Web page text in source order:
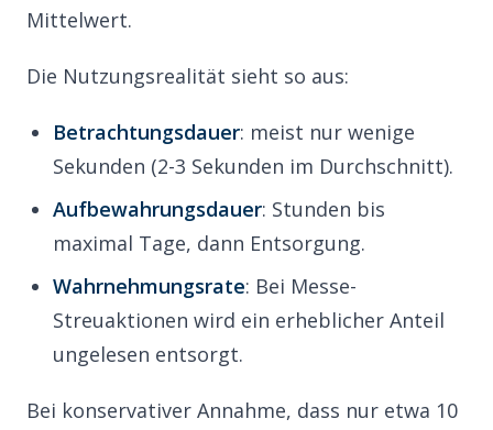
Mittelwert.
Die Nutzungsrealität sieht so aus:
Betrachtungsdauer: meist nur wenige
Sekunden (2-3 Sekunden im Durchschnitt).
Aufbewahrungsdauer: Stunden bis
maximal Tage, dann Entsorgung.
Wahrnehmungsrate: Bei Messe-
Streuaktionen wird ein erheblicher Anteil
ungelesen entsorgt.
Bei konservativer Annahme, dass nur etwa 10